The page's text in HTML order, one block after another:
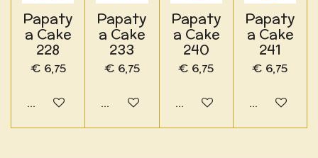
Papaty
a Cake
228
€ 6,75
In winkelwagen
Papaty
a Cake
233
€ 6,75
In winkelwagen
Papaty
a Cake
240
€ 6,75
In winkelwagen
Papaty
a Cake
241
€ 6,75
In